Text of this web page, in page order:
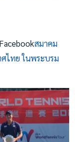
สมาคม
ไทย ในพระบรม